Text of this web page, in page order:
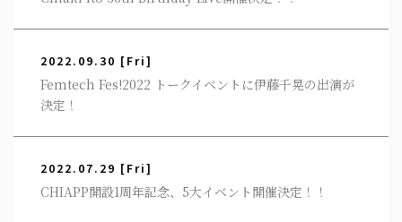
2022.09.30 [Fri]
Femtech Fes!2022 トークイベントに伊藤千晃の出演が
決定！
2022.07.29 [Fri]
CHIAPP開設1周年記念、5大イベント開催決定！！